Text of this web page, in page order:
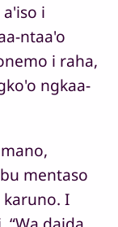
i
ntaa'o
i raha,
ngkaa-
mentaso
I